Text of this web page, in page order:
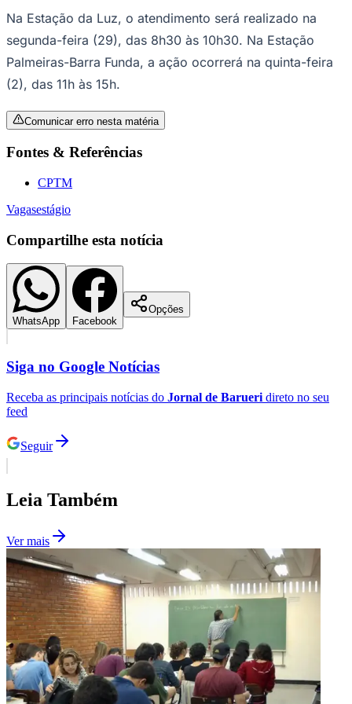
Corinthians
Na Estação da Luz, o atendimento será realizado na
segunda-feira (29), das 8h30 às 10h30. Na Estação
Palmeiras-Barra Funda, a ação ocorrerá na quinta-feira
(2), das 11h às 15h.
Comunicar erro nesta matéria
Fontes & Referências
CPTM
Vagasestágio
Compartilhe esta notícia
WhatsApp Facebook
Opções
Siga no Google Notícias
Receba as principais notícias do Jornal de Barueri direto no seu
feed
Seguir
Leia Também
Ver mais